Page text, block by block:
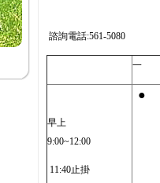
諮詢電話:561-5080
一
早上
9:00~12:00
11:40止掛
●